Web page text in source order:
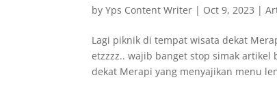
byYps Content Writer | Oct 9, 2023 |
Lagi piknik di tempat wisata dekat
etzzzz.. wajib banget stop simak
dekat Merapi yang menyajikan menu